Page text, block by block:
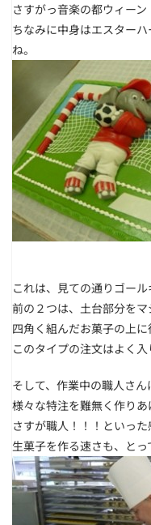
さすがっ音楽の都ウィーン
ちなみに中身はエスター
ね。
これは、見ての通りゴール
前の２つは、土台部分をマ
四角く組んだお菓子の上に
このタイプの注文はよく入
そして、作業中の職人さん
様々な特注を難無く作りあ
さすが職人！！！といった
生菓子を作る速さも、とっ